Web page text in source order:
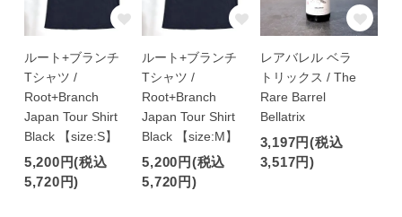
ルート+ブランチ
Tシャツ /
Root+Branch
Japan Tour Shirt
Black 【size:S】
5,200円(税込
5,720円)
ルート+ブランチ
Tシャツ /
Root+Branch
Japan Tour Shirt
Black 【size:M】
5,200円(税込
5,720円)
レアバレル ベラ
トリックス / The
Rare Barrel
Bellatrix
3,197円(税込
3,517円)